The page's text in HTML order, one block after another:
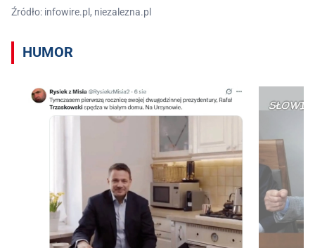
Źródło: infowire.pl, niezalezna.pl
HUMOR